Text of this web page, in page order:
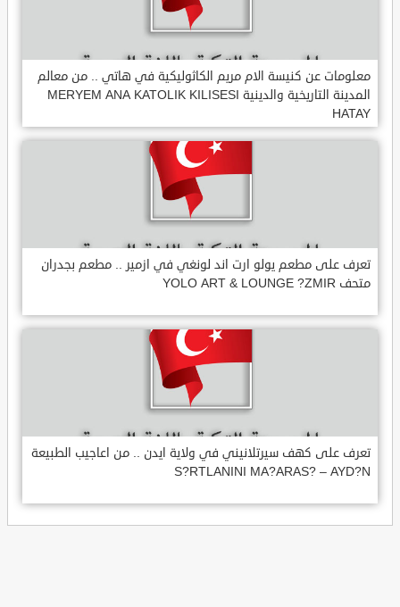
معلومات عن كنيسة الام مريم الكاثوليكية في هاتي .. من معالم
المدينة التاريخية والدينية MERYEM ANA KATOLIK KILISESI
HATAY
تعرف على مطعم يولو ارت اند لونغي في ازمير .. مطعم بجدران
متحف YOLO ART & LOUNGE ?ZMIR
تعرف على كهف سيرتلانيني في ولاية ايدن .. من اعاجيب الطبيعة
S?RTLANINI MA?ARAS? – AYD?N